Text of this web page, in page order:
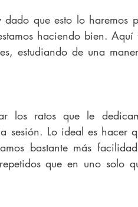
que esto lo haremos
haciendo bien. Aquí
estudiando de una
los ratos que le
sesión. Lo ideal es hacer
bastante más
que en uno solo